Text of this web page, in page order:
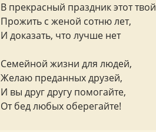
В прекрасный праздник этот твой
Прожить с женой сотню лет,
И доказать, что лучше нет
Семейной жизни для людей,
Желаю преданных друзей,
И вы друг другу помогайте,
От бед любых оберегайте!